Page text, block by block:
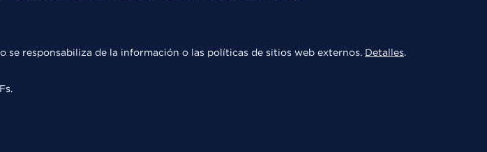
se responsabiliza de la información o las políticas de sitios web externos. Detalles.